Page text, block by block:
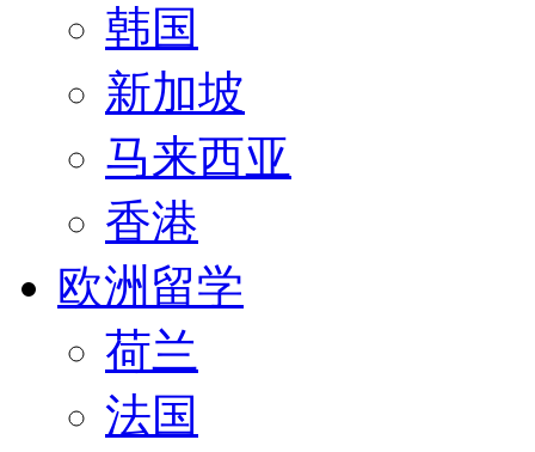
韩国
新加坡
马来西亚
香港
欧洲留学
荷兰
法国